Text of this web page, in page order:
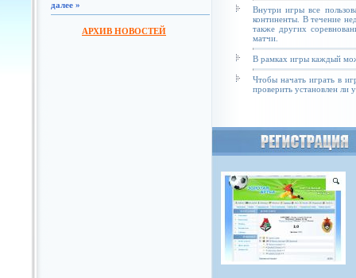
далее »
АРХИВ НОВОСТЕЙ
Внутри игры все
континенты. В течение
также других
матчи.
В рамках игры каждый
Чтобы начать играть в
проверить установлен ли